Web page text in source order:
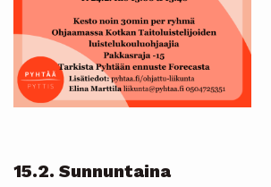
15.2. Sunnuntaina